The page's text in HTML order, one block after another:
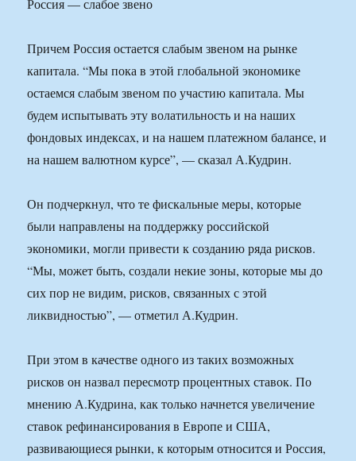
Россия — слабое звено
Причем Россия остается слабым звеном на рынке
капитала. “Мы пока в этой глобальной экономике
остаемся слабым звеном по участию капитала. Мы
будем испытывать эту волатильность и на наших
фондовых индексах, и на нашем платежном балансе, и
на нашем валютном курсе”, — сказал А.Кудрин.
Он подчеркнул, что те фискальные меры, которые
были направлены на поддержку российской
экономики, могли привести к созданию ряда рисков.
“Мы, может быть, создали некие зоны, которые мы до
сих пор не видим, рисков, связанных с этой
ликвидностью”, — отметил А.Кудрин.
При этом в качестве одного из таких возможных
рисков он назвал пересмотр процентных ставок. По
мнению А.Кудрина, как только начнется увеличение
ставок рефинансирования в Европе и США,
развивающиеся рынки, к которым относится и Россия,